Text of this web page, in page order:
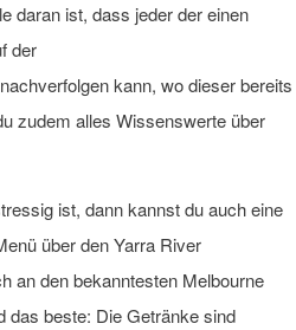
daran ist, dass jeder der einen
der
nachverfolgen kann, wo dieser bereits
zudem alles Wissenswerte über
ist, dann kannst du auch eine
über den Yarra River
an den bekanntesten Melbourne
das beste: Die Getränke sind